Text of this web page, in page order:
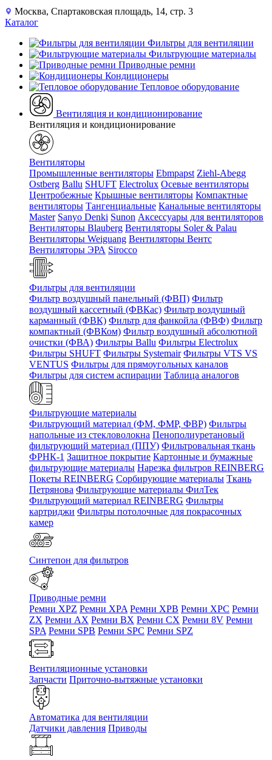
Москва, Спартаковская площадь, 14, стр. 3
Каталог
Фильтры для вентиляции
Фильтрующие материалы
Приводные ремни
Кондиционеры
Тепловое оборудование
Вентиляция и кондиционирование
Вентиляция и кондиционирование
Вентиляторы
Промышленные вентиляторы Ebmpapst Ziehl-Abegg
Ostberg Ballu SHUFT Electrolux Осевые вентиляторы
Центробежные Крышные вентиляторы Компактные
вентиляторы Тангенциальные Канальные вентиляторы
Master Sanyo Denki Sunon Аксессуары для вентиляторов
Вентиляторы Blauberg Вентиляторы Soler & Palau
Вентиляторы Weiguang Вентиляторы Вентс
Вентиляторы ЭРА Sirocco
Фильтры для вентиляции
Фильтр воздушный панельный (ФВП) Фильтр
воздушный кассетный (ФВКас) Фильтр воздушный
карманный (ФВК) Фильтр для фанкойла (ФВФ) Фильтр
компактный (ФВКом) Фильтр воздушный абсолютной
очистки (ФВА) Фильтры Ballu Фильтры Electrolux
Фильтры SHUFT Фильтры Systemair Фильтры VTS VS
VENTUS Фильтры для прямоугольных каналов
Фильтры для систем аспирации Таблица аналогов
Фильтрующие материалы
Фильтрующий материал (ФМ, ФМР, ФВР) Фильтры
напольные из стекловолокна Пенополиуретановый
фильтрующий материал (ППУ) Фильтровальная ткань
ФРНК-1 Защитное покрытие Картонные и бумажные
фильтрующие материалы Нарезка фильтров REINBERG
Покеты REINBERG Сорбирующие материалы Ткань
Петрянова Фильтрующие материалы ФилТек
Фильтрующий материал REINBERG Фильтры
картриджи Фильтры потолочные для покрасочных
камер
Синтепон для фильтров
Приводные ремни
Ремни XPZ Ремни XPA Ремни XPB Ремни XPC Ремни
ZX Ремни AX Ремни BX Ремни CX Ремни 8V Ремни
SPA Ремни SPB Ремни SPC Ремни SPZ
Вентиляционные установки
Запчасти Приточно-вытяжные установки
Автоматика для вентиляции
Датчики давления Приводы